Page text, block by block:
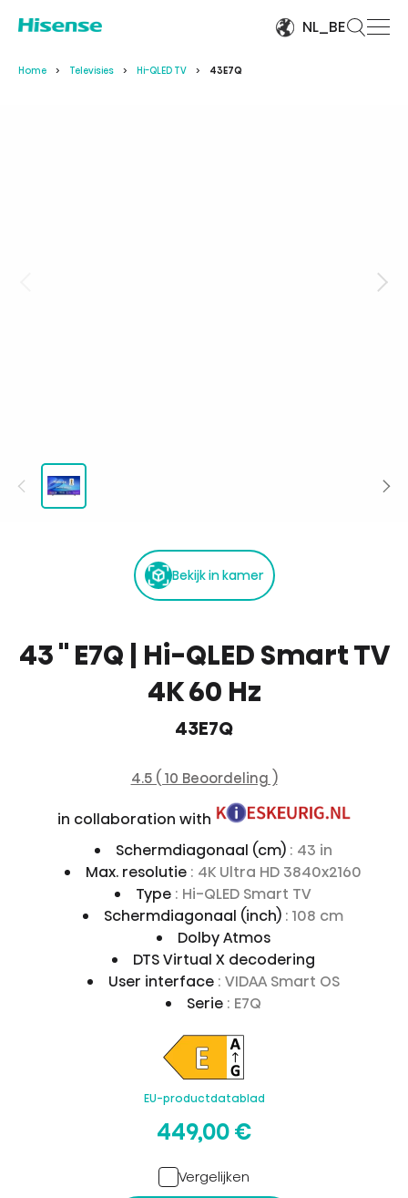
NL_BE
Home Televisies Hi-QLED TV 43E7Q
Bekijk in kamer
43 '' E7Q | Hi-QLED Smart TV
4K 60 Hz
43E7Q
4.5 ( 10 Beoordeling )
in collaboration with
Schermdiagonaal (cm) : 43 in
Max. resolutie : 4K Ultra HD 3840x2160
Type : Hi-QLED Smart TV
Schermdiagonaal (inch) : 108 cm
Dolby Atmos
DTS Virtual X decodering
User interface : VIDAA Smart OS
Serie : E7Q
EU-productdatablad
449,00 €
Vergelijken